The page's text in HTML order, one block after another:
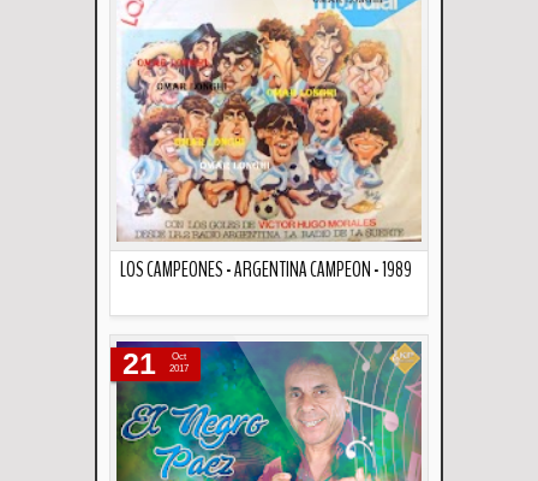
LOS CAMPEONES - ARGENTINA CAMPEON - 1989
21
Oct
2017